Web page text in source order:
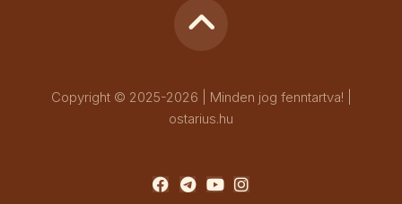
Copyright © 2025-2026 | Minden jog fenntartva! |
ostarius.hu